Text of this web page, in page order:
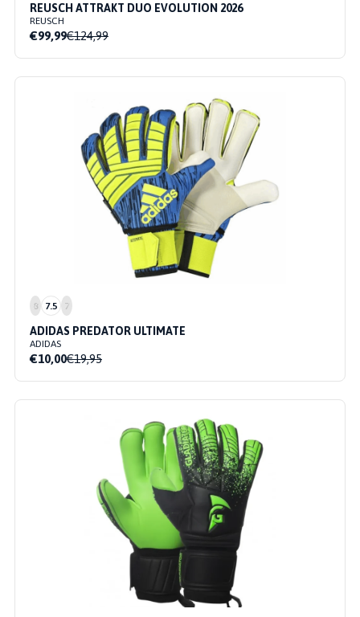
REUSCH ATTRAKT DUO EVOLUTION 2026
REUSCH
€99,99€124,99
8 7.5 7
ADIDAS PREDATOR ULTIMATE
ADIDAS
€10,00€19,95